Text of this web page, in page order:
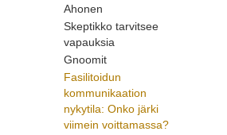
Ahonen
Skeptikko tarvitsee
vapauksia
Gnoomit
Fasilitoidun
kommunikaation
nykytila: Onko järki
viimein voittamassa?